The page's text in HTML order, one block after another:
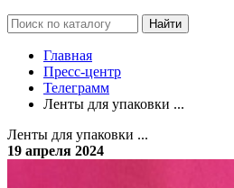
Найти
Главная
Пресс-центр
Телеграмм
Ленты для упаковки ...
Ленты для упаковки ...
19 апреля 2024